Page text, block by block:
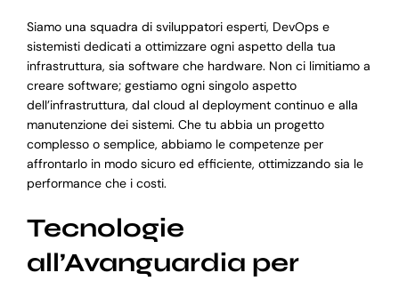
Siamo una squadra di sviluppatori esperti, DevOps e
sistemisti dedicati a ottimizzare ogni aspetto della tua
infrastruttura, sia software che hardware. Non ci limitiamo a
creare software; gestiamo ogni singolo aspetto
dell’infrastruttura, dal cloud al deployment continuo e alla
manutenzione dei sistemi. Che tu abbia un progetto
complesso o semplice, abbiamo le competenze per
affrontarlo in modo sicuro ed efficiente, ottimizzando sia le
performance che i costi.
Tecnologie
all’Avanguardia per